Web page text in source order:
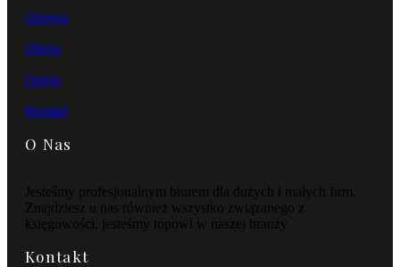
Głowna
Oferta
Opinie
Kontakt
O Nas
Jesteśmy profesjonalnym biurem dla dużych i małych firm.
Znajdziesz u nas również wszystko związanego z
księgowości, jesteśmy topowi w naszej branży
Kontakt